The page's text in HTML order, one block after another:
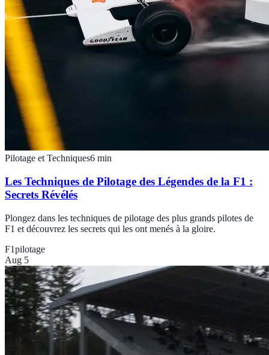
Pilotage et Techniques6 min
Les Techniques de Pilotage des Légendes de la F1 :
Secrets Révélés
Plongez dans les techniques de pilotage des plus grands pilotes de
F1 et découvrez les secrets qui les ont menés à la gloire.
F1pilotage
Aug 5